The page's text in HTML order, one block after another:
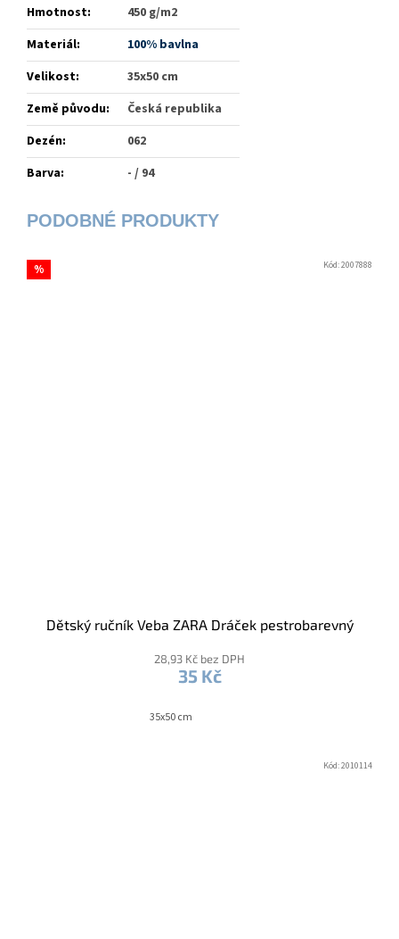
Hmotnost:
450 g/m2
Materiál:
100% bavlna
Velikost:
35x50 cm
Země původu:
Česká republika
Dezén:
062
Barva: - / 94
%
Dětský ručník Veba ZARA Dráček pestrobarevný
28,93 Kč bez DPH
35 Kč
35x50 cm
Kód:2007888
Kód:2010114